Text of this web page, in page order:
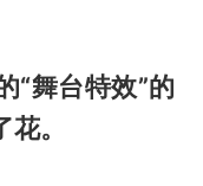
“舞台特效”的
。